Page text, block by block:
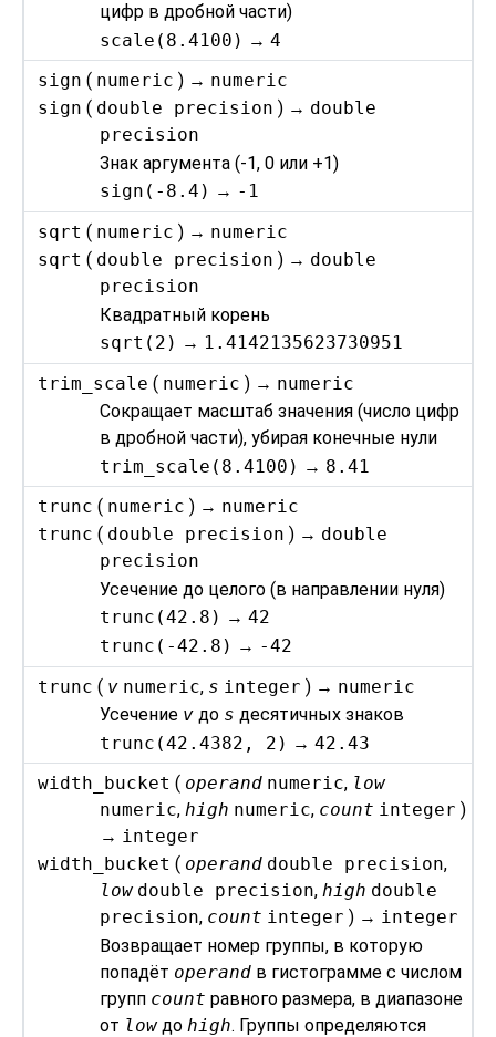
цифр в дробной части)
scale(8.4100) →4
sign ( numeric ) → numeric
sign ( double precision ) → double
precision
Знак аргумента (-1, 0 или +1)
sign(-8.4) → -1
sqrt ( numeric ) → numeric
sqrt ( double precision ) → double
precision
Квадратный корень
sqrt(2) → 1.4142135623730951
trim_scale ( numeric ) → numeric
Сокращает масштаб значения (число цифр
в дробной части), убирая конечные нули
trim_scale(8.4100) → 8.41
trunc ( numeric ) → numeric
trunc ( double precision ) → double
precision
Усечение до целого (в направлении нуля)
trunc(42.8) →42
trunc(-42.8) → -42
trunc ( v numeric, s integer ) → numeric
Усечение v до s десятичных знаков
trunc(42.4382, 2) →42.43
width_bucket ( operand numeric, low
numeric, high numeric, count integer )
→ integer
width_bucket ( operand double precision,
low double precision,high double
precision, count integer ) → integer
Возвращает номер группы, в которую
попадёт operand в гистограмме с числом
групп count равного размера, в диапазоне
от low до high. Группы определяются